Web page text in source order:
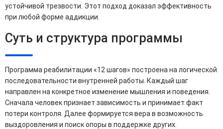
устойчивой трезвости. Этот подход доказал эффективность
при любой форме аддикции.
Суть и структура программы
Программа реабилитации «12 шагов» построена на логической
последовательности внутренней работы. Каждый шаг
направлен на конкретное изменение мышления и поведения.
Сначала человек признает зависимость и принимает факт
потери контроля. Далее формируется вера в возможность
выздоровления и поиск опоры в поддержке других.